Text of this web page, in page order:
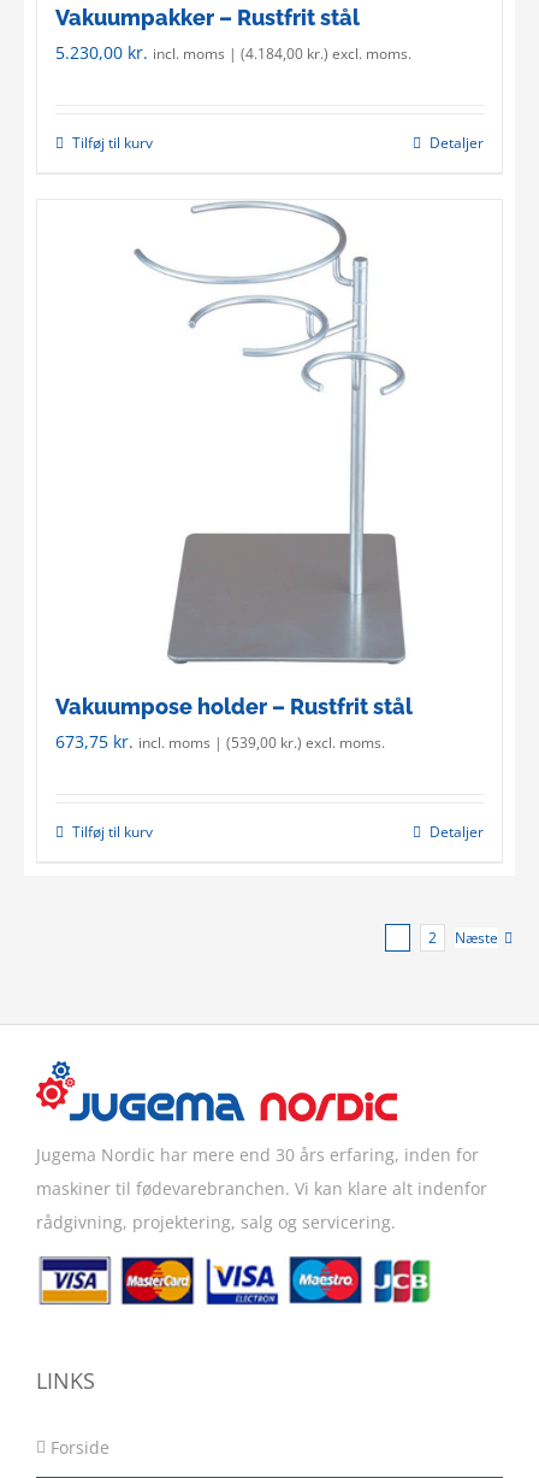
Vakuumpakker – Rustfrit stål
5.230,00 kr. incl. moms | (4.184,00 kr.) excl. moms.
Tilføj til kurv Detaljer
Vakuumpose holder – Rustfrit stål
673,75 kr. incl. moms | (539,00 kr.) excl. moms.
Tilføj til kurv Detaljer
2 Næste
Jugema Nordic har mere end 30 års erfaring, inden for
maskiner til fødevarebranchen. Vi kan klare alt indenfor
rådgivning, projektering, salg og servicering.
LINKS
Forside